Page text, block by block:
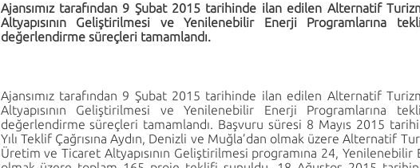
Ajansımız tarafından 9 Şubat 2015 tarihinde ilan edilen Alternatif
Altyapısının Geliştirilmesi ve Yenilenebilir Enerji Programlarına
değerlendirme süreçleri tamamlandı.
Ajansımız tarafından 9 Şubat 2015 tarihinde ilan edilen Alternatif
Altyapısının Geliştirilmesi ve Yenilenebilir Enerji
Programlarına
değerlendirme süreçleri tamamlandı. Başvuru süresi 8 Mayıs 2015
Yılı Teklif Çağrısına Aydın, Denizli ve Muğla’dan olmak üzere Alternatif
Üretim ve Ticaret Altyapısının Geliştirilmesi programına 24, Yenilenebilir